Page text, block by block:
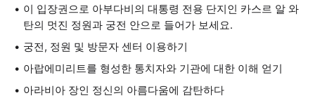
이 입장권으로 아부다비의 대통령 전용 단지인 카스르 알 와
탄의 멋진 정원과 궁전 안으로 들어가 보세요.
궁전, 정원 및 방문자 센터 이용하기
아랍에미리트를 형성한 통치자와 기관에 대한 이해 얻기
아라비아 장인 정신의 아름다움에 감탄하다